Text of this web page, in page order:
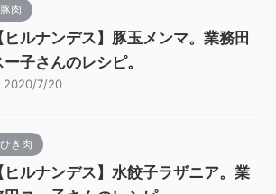
豚肉
ヒルナンデス】豚玉メンマ。業務田
ー子さんのレシピ。
2020/7/20
ひき肉
ヒルナンデス】水餃子ラザニア。業